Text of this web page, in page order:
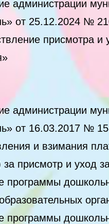
администрации
от 25.12.2024 №
присмотра и
администрации
от 16.03.2017 №
и взимания
за присмотр и уход
программы
программы